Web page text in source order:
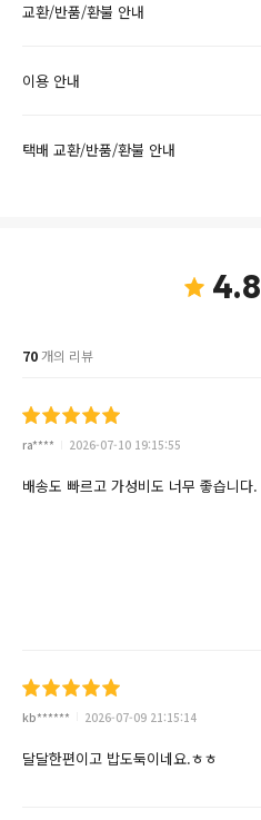
교환/반품/환불 안내
이용 안내
택배 교환/반품/환불 안내
4.8
70개의 리뷰
ra**** 2026-07-10 19:15:55
배송도 빠르고 가성비도 너무 좋습니다.
kb****** 2026-07-09 21:15:14
달달한편이고 밥도둑이네요.ㅎㅎ